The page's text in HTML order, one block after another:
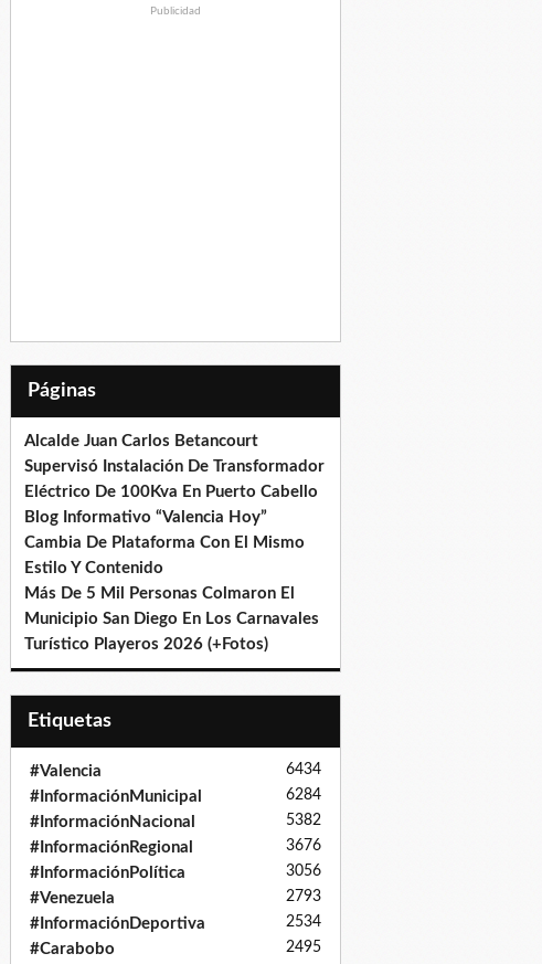
Publicidad
Páginas
Alcalde Juan Carlos Betancourt
Supervisó Instalación De Transformador
Eléctrico De 100Kva En Puerto Cabello
Blog Informativo “Valencia Hoy”
Cambia De Plataforma Con El Mismo
Estilo Y Contenido
Más De 5 Mil Personas Colmaron El
Municipio San Diego En Los Carnavales
Turístico Playeros 2026 (+Fotos)
Etiquetas
#Valencia 6434
#InformaciónMunicipal 6284
#InformaciónNacional 5382
#InformaciónRegional 3676
#InformaciónPolítica 3056
#Venezuela 2793
#InformaciónDeportiva 2534
#Carabobo 2495